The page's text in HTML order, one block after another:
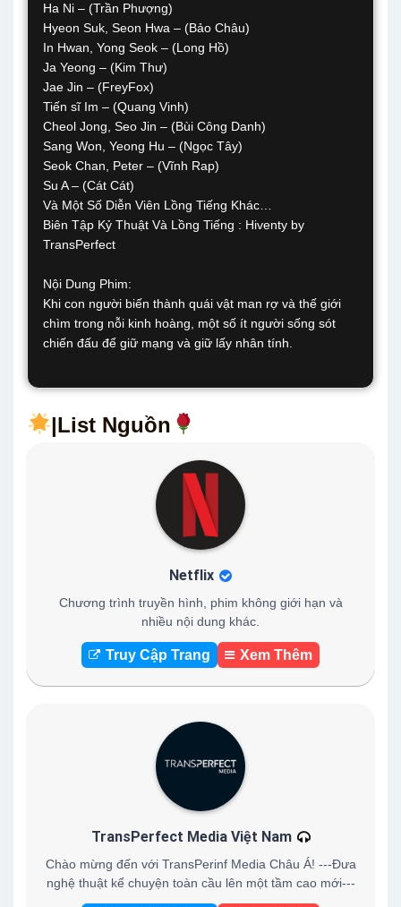
Ha Ni – (Trần Phượng)
Hyeon Suk, Seon Hwa – (Bảo Châu)
In Hwan, Yong Seok – (Long Hồ)
Ja Yeong – (Kim Thư)
Jae Jin – (FreyFox)
Tiến sĩ Im – (Quang Vinh)
Cheol Jong, Seo Jin – (Bùi Công Danh)
Sang Won, Yeong Hu – (Ngọc Tây)
Seok Chan, Peter – (Vĩnh Rap)
Su A – (Cát Cát)
Và Một Số Diễn Viên Lồng Tiếng Khác…
Biên Tập Kỷ Thuật Và Lồng Tiếng : Hiventy by
TransPerfect
Nội Dung Phim:
Khi con người biến thành quái vật man rợ và thế giới
chìm trong nỗi kinh hoàng, một số ít người sống sót
chiến đấu để giữ mạng và giữ lấy nhân tính.
|List Nguồn
Netflix
Chương trình truyền hình, phim không giới hạn và
nhiều nội dung khác.
Truy Cập Trang Xem Thêm
TransPerfect Media Việt Nam
Chào mừng đến với TransPerinf Media Châu Á! ---Đưa
nghệ thuật kể chuyện toàn cầu lên một tầm cao mới---